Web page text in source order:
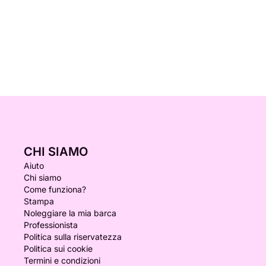
CHI SIAMO
Aiuto
Chi siamo
Come funziona?
Stampa
Noleggiare la mia barca
Professionista
Politica sulla riservatezza
Politica sui cookie
Termini e condizioni